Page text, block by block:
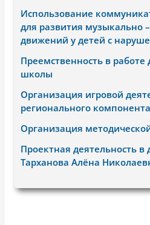
Использование
для развития музыкально
движений у детей с
Преемственность в работе
школы
Организация игровой
регионального компонента
Организация
Проектная деятельность в
Тарханова Алёна